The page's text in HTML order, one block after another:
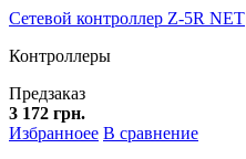
Сетевой контроллер Z-5R NET
Контроллеры
Предзаказ
3 172 грн.
Избранноее В сравнение